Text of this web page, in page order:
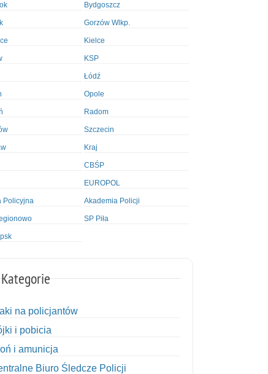
Bydgoszcz
Gorzów Wlkp.
Kielce
KSP
Łódź
Opole
Radom
Szczecin
Kraj
CBŚP
EUROPOL
Policyjna Akademia Policji
SP Piła
Kategorie
na policjantów
i pobicia
i amunicja
Biuro Śledcze Policji